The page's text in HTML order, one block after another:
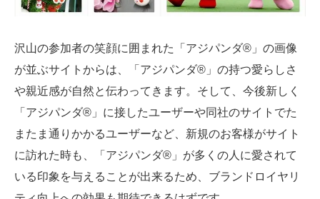
沢山の参加者の笑顔に囲まれた「アジパンダ®」の画像
が並ぶサイトからは、「アジパンダ®」の持つ愛らしさ
や親近感が自然と伝わってきます。そして、今後新しく
「アジパンダ®」に接したユーザーや同社のサイトでた
またま通りかかるユーザーなど、新規のお客様がサイト
に訪れた時も、「アジパンダ®」が多くの人に愛されて
いる印象を与えることが出来るため、ブランドロイヤリ